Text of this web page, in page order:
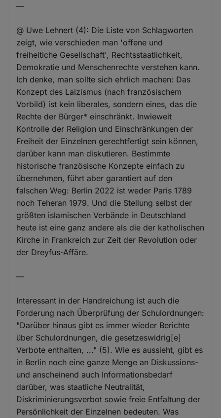
—
@ Uwe Lehnert (4): Die Liste von Schlagworten
zeigt, wie verschieden man 'offene und
freiheitiche Gesellschaft', Rechtsstaatlichkeit,
Demokratie und Menschenrechte verstehen kann.
Ich denke, man sollte sich ehrlich machen: Das
Konzept des Laizismus (nach französischem
Vorbild) ist kein liberales, sondern eines, das die
Rechte der Bürger* einschränkt. Inwieweit
Kontrolle der Religion und Einschränkungen der
Freiheit der Einzelnen gerechtfertigt sein können,
darüber kann man diskutieren. Bestimmte
historische französische Konzepte einfach zu
übernehmen, führt aber garantiert auf den
falschen Weg: Berlin 2022 ist weder Paris 1789
noch Teheran 1979. Und die Stellung selbst der
größten islamischen Verbände in Deutschland
heute ist eine ganz andere als die der katholischen
Kirche in Frankreich zur Zeit der Revolution oder
der Dreyfus-Affäre.
—
Interessant in der Handreichung ist auch die
Forderung nach Überprüfung der Schulordnungen:
"Darüber hinaus gibt es immer wieder Berichte
über Schulordnungen, die gesetzeswidrig[e]
Verbote enthalten, ..." (5). Wie es aussieht, gibt es
in Berlin noch eine ganze Menge an Diskussions-
und anscheinend auch Informationsbedarf
darüber, was staatliche Neutralität,
Diskriminierungsverbot sowie freie Entfaltung der
Persönlichkeit der Einzelnen bedeuten. Was